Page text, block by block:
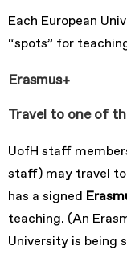
Each European
“spots” for
Erasmus+
Travel to one of
UofH staff
staff) may travel to
has a signed
teaching. (An
University is being